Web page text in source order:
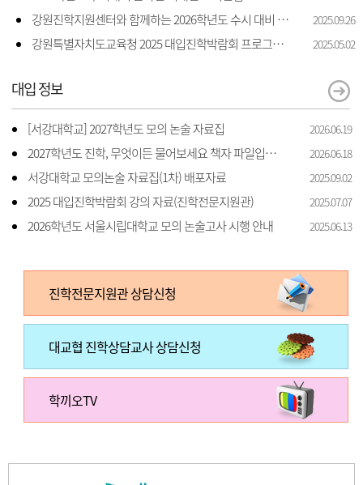
강원진학지원센터와 함께하는 2026학년도 수시 대비 모의면접 지원 2025.09.26
강원특별자치도교육청 2025 대입진학박람회 프로그램 일정 및 신청 안내 2025.05.02
대입 정보
[서강대학교] 2027학년도 모의 논술 자료집 2026.06.19
2027학년도 진학, 무엇이든 물어보세요 책자 파일입니다. 2026.06.18
서강대학교 모의논술 자료집(1차) 배포자료 2025.09.02
2025 대입진학박람회 강의 자료(진학전문지원관) 2025.07.07
2026학년도 서울시립대학교 모의 논술고사 시행 안내 2025.06.13
진학전문지원관 상담신청
대교협 진학상담교사 상담신청
학끼오TV